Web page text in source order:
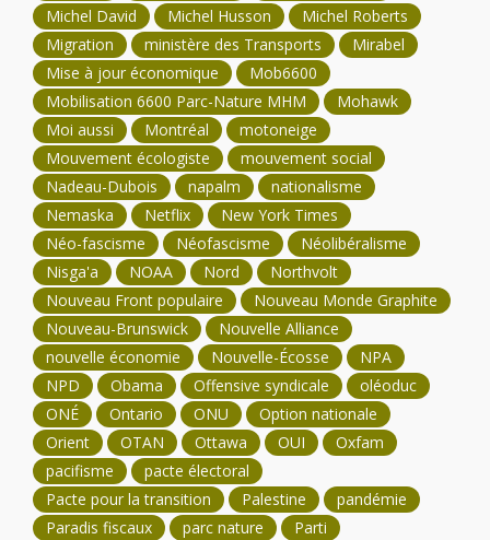
Michel David
Michel Husson
Michel Roberts
Migration
ministère des Transports
Mirabel
Mise à jour économique
Mob6600
Mobilisation 6600 Parc-Nature MHM
Mohawk
Moi aussi
Montréal
motoneige
Mouvement écologiste
mouvement social
Nadeau-Dubois
napalm
nationalisme
Nemaska
Netflix
New York Times
Néo-fascisme
Néofascisme
Néolibéralisme
Nisga'a
NOAA Nord
Northvolt
Nouveau Front populaire
Nouveau Monde Graphite
Nouveau-Brunswick
Nouvelle Alliance
nouvelle économie
Nouvelle-Écosse
NPA
NPD
Obama Offensive syndicale
oléoduc
ONÉ
Ontario ONU
Option nationale
Orient
OTAN Ottawa OUI
Oxfam
pacifisme
pacte électoral
Pacte pour la transition
Palestine
pandémie
Paradis fiscaux
parc nature
Parti